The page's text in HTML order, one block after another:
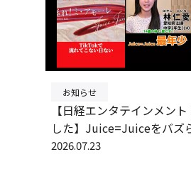
お知らせ
【日経エンタテインメン
した】Juice=Juiceをバズ
線のTikTok動画、仕掛け人
2026.07.23